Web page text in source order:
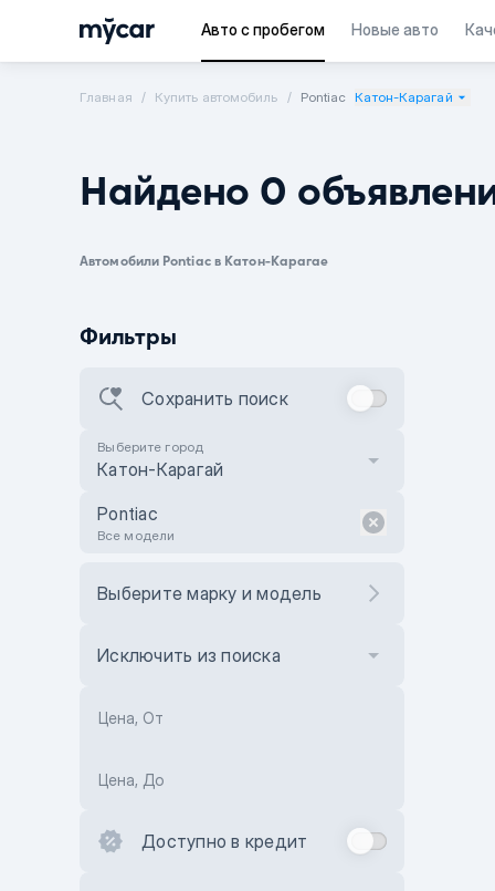
Авто с пробегом Новые авто
Главная Купить автомобиль Pontiac Катон-Карагай
Найдено 0
Автомобили Pontiac в Катон-Карагае
Фильтры
Сохранить поиск
Выберите город
Катон-Карагай
Pontiac
Все модели
Выберите марку и модель
Исключить из поиска
Цена, От
Цена, До
Доступно в кредит